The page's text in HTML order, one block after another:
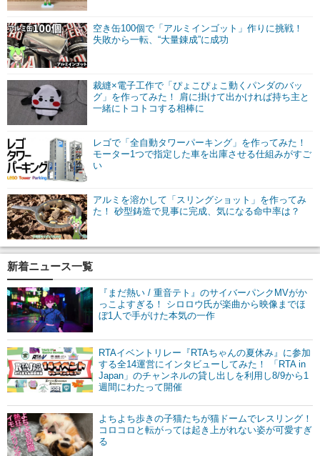
空き缶100個で「アルミインゴット」作りに挑戦！
失敗から一転、“大量錬成”に成功
裁縫×電子工作で「ぴょこぴょこ動くパンダのバッ
グ」を作ってみた！ 肩に掛けて出かければ持ち主と
一緒にトコトコする相棒に
レゴで「全自動タワーパーキング」を作ってみた！
モーター1つで指定した車を出庫させる仕組みがすご
い
アルミを溶かして「スリングショット」を作ってみ
た！ 砂型鋳造で見事に完成、気になる命中率は？
新着ニュース一覧
『まだ熱い / 重音テト』のサイバーパンクMVがか
っこよすぎる！ シロロウ氏が楽曲から映像までほ
ぼ1人で手がけた本気の一作
RTAイベントリレー『RTAちゃんの夏休み』に参加
する全14運営にインタビューしてみた！ 「RTA in
Japan」のチャンネルの貸し出しを利用し8/9から1
週間にわたって開催
よちよち歩きの子猫たちが猫ドームでレスリング！
コロコロと転がっては起き上がれない姿が可愛すぎ
る